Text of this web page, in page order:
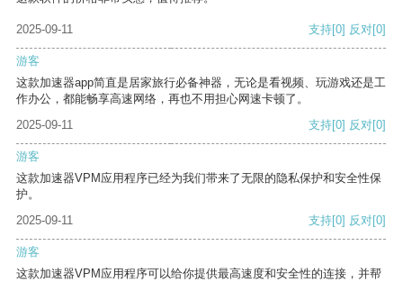
2025-09-11 支持[0] 反对[0]
游客
这款加速器app简直是居家旅行必备神器，无论是看视频、玩游戏还是工
作办公，都能畅享高速网络，再也不用担心网速卡顿了。
2025-09-11
支持[0] 反对[0]
游客
这款加速器VPM应用程序已经为我们带来了无限的隐私保护和安全性保
护。
2025-09-11
支持[0] 反对[0]
游客
这款加速器VPM应用程序可以给你提供最高速度和安全性的连接，并帮